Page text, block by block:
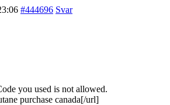
#444696 Svar
you used is not allowed.
purchase canada[/url]